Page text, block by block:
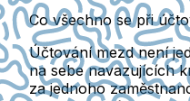
Co všechno se při
Účtování mezd není
na sebe navazujících
za jednoho